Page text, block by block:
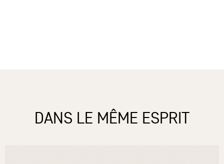
DANS LE MÊME ESPRIT